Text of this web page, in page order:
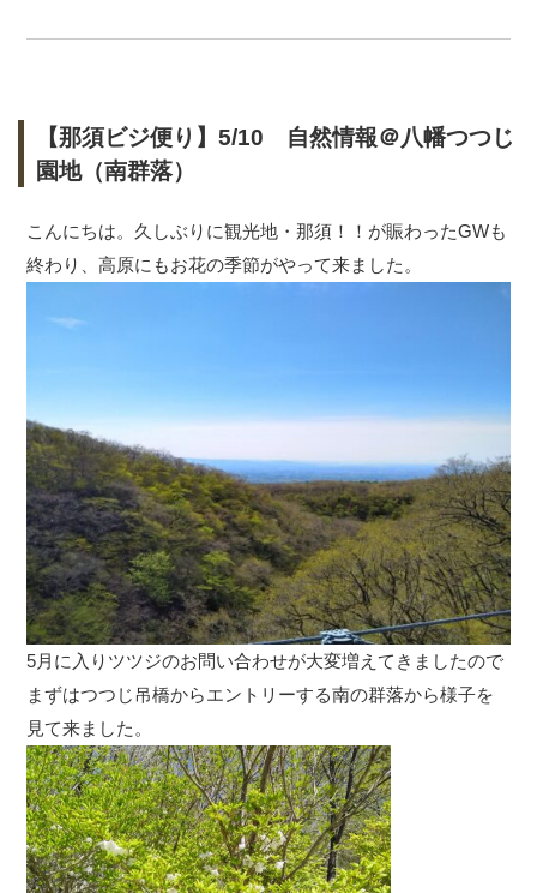
【那須ビジ便り】5/10 自然情報＠八幡つつじ
園地（南群落）
こんにちは。久しぶりに観光地・那須！！が賑わったGWも
終わり、高原にもお花の季節がやって来ました。
5月に入りツツジのお問い合わせが大変増えてきましたので
まずはつつじ吊橋からエントリーする南の群落から様子を
見て来ました。